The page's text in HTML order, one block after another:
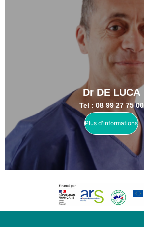
Dr DE LUCA
Tel : 08 99 27 75 00
Plus d'informations